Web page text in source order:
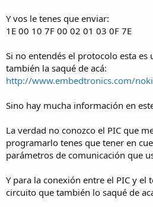
Y vos le tenes que enviar:
1E 00 10 7F 00 02 01 03 0F 7E
Si no entendés el protocolo esta es
también la saqué de acá:
http://www.embedtronics.com/
Sino hay mucha información en
La verdad no conozco el PIC que
programarlo tenes que tener en
parámetros de comunicación que
Y para la conexión entre el PIC y el
circuito que también lo saqué de